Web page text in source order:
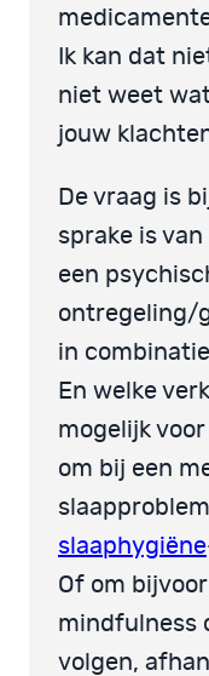
Ik kan dat
niet weet
jouw
De vraag is
sprake is
een
ontregeling/
in
En welke
mogelijk
om bij een
slaaphygiëne
Of om
mindfulness
volgen,